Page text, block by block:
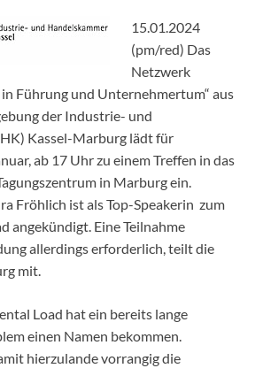
15.01.2024
(pm/red) Das
Netzwerk
in Führung und Unternehmertum“ aus
der Industrie- und
Kassel-Marburg lädt für
ab 17 Uhr zu einem Treffen in das
in Marburg ein.
Fröhlich ist als Top-Speakerin zum
angekündigt. Eine Teilnahme
allerdings erforderlich, teilt die
mit.
Load hat ein bereits lange
einen Namen bekommen.
hierzulande vorrangig die